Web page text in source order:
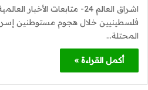
اشراق العالم 24- متابعات
فلسطينيين خلال هجوم مستوطنين
المحتلة…
أكمل القراءة »